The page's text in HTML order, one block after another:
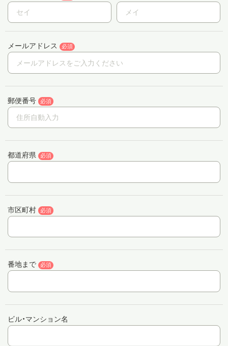
メールアドレス 必須
郵便番号 必須
都道府県 必須
市区町村 必須
番地まで 必須
ビル・マンション名